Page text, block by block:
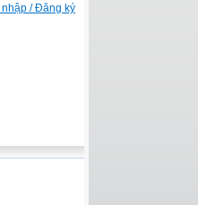
/ Đăng ký